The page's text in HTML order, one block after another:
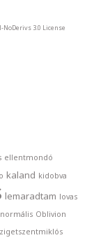
3.0 License
ellentmondó
kaland kidobva
lemaradtam lovas
normális Oblivion